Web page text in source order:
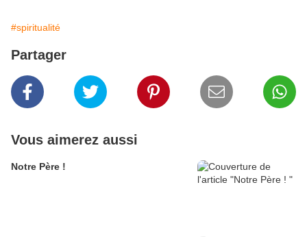
#spiritualité
Partager
Vous aimerez aussi
Notre Père !